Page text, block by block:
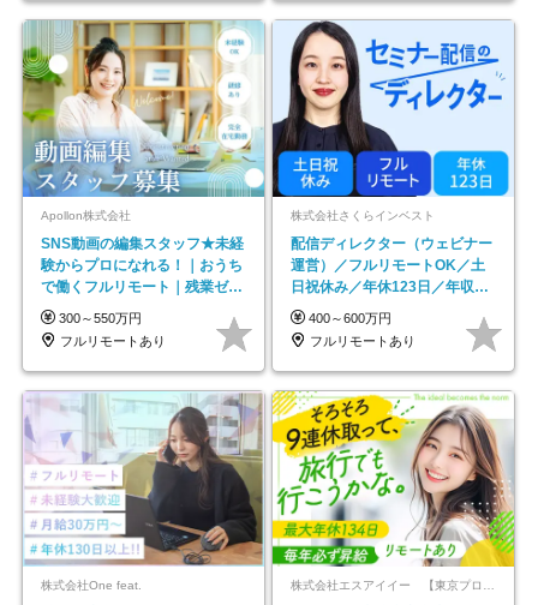
Apollon株式会社
SNS動画の編集スタッフ★未経
験からプロになれる！｜おうち
で働くフルリモート｜残業ゼロ
で18時退勤◎
300～550万円
フルリモートあり
株式会社さくらインベスト
配信ディレクター（ウェビナー
運営）／フルリモートOK／土
日祝休み／年休123日／年収
600万円可
400～600万円
フルリモートあり
株式会社One feat.